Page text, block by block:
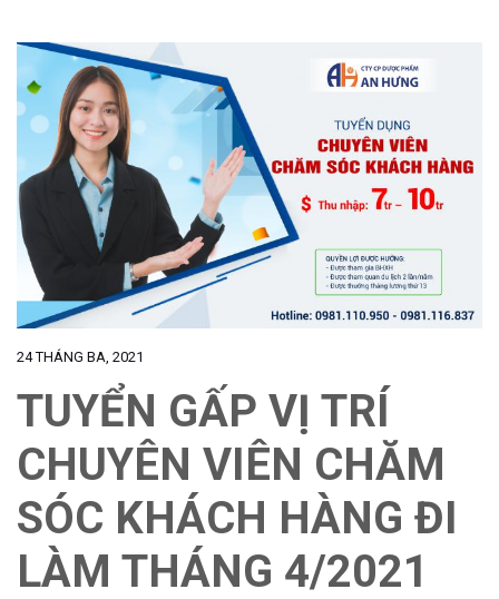
24 THÁNG BA, 2021
TUYỂN GẤP VỊ TRÍ
CHUYÊN VIÊN CHĂM
SÓC KHÁCH HÀNG ĐI
LÀM THÁNG 4/2021